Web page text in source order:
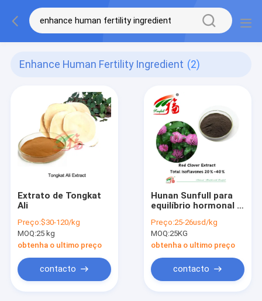
Enhance Human Fertility Ingredient (2)
Extrato de Tongkat
Ali
Preço:$30-120/kg
MOQ:25 kg
obtenha o ultimo preço
contacto
Hunan Sunfull para
equilíbrio hormonal e
de saúde puramente
naturais Total de
isoflavonas
orgânicas 20%-40%
Extracto de trevo
vermelho
Preço:25-26usd/kg
MOQ:25KG
obtenha o ultimo preço
contacto